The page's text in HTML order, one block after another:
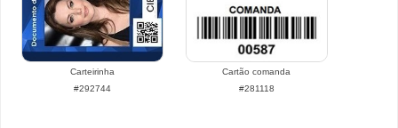
Carteirinha
#292744
Cartão comanda
#281118